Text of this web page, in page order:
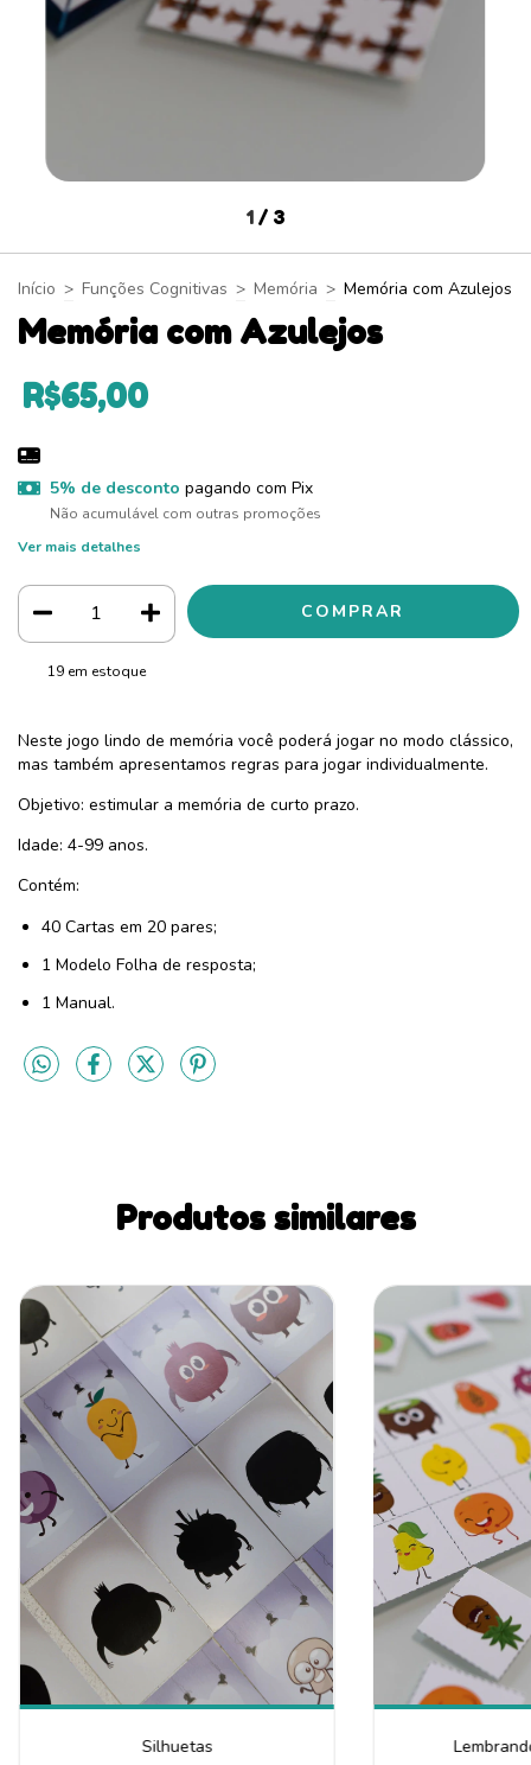
1 / 3
Início > Funções Cognitivas > Memória > Memória com Azulejos
Memória com Azulejos
R$65,00
5% de desconto pagando com Pix
Não acumulável com outras promoções
Ver mais detalhes
19em estoque
Neste jogo lindo de memória você poderá jogar no modo clássico,
mas também apresentamos regras para jogar individualmente.
Objetivo: estimular a memória de curto prazo.
Idade: 4-99 anos.
Contém:
40 Cartas em 20 pares;
1 Modelo Folha de resposta;
1 Manual.
Produtos similares
Silhuetas